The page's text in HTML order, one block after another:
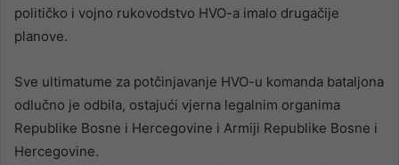
političko i vojno rukovodstvo HVO-a imalo drugačije
planove.
Sve ultimatume za potčinjavanje HVO-u komanda bataljona
odlučno je odbila, ostajući vjerna legalnim organima
Republike Bosne i Hercegovine i Armiji Republike Bosne i
Hercegovine.